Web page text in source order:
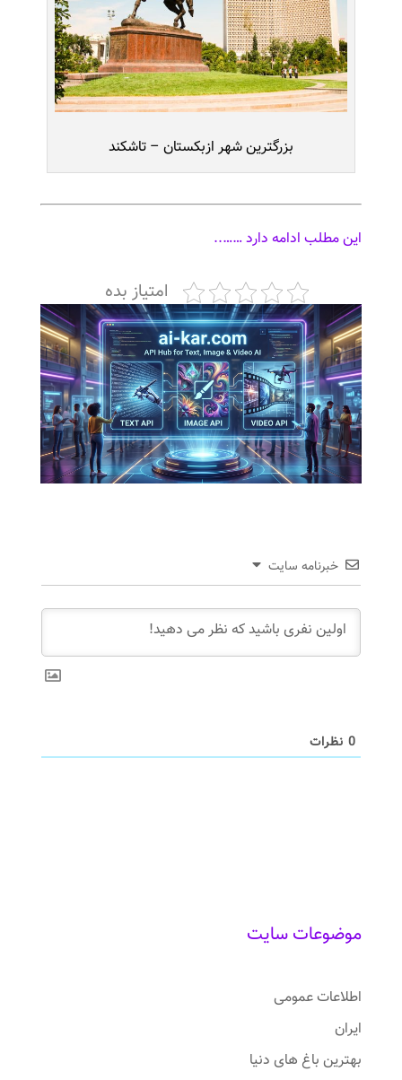
بزرگترین شهر ازبکستان – تاشکند
این مطلب ادامه دارد ……..
امتیاز بده
خبرنامه سایت
0نظرات
موضوعات سایت
اطلاعات عمومی
ایران
بهترین باغ های دنیا